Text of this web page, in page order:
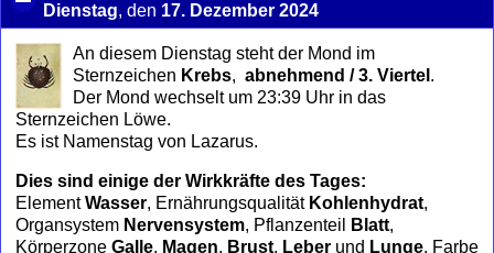
Dienstag, den 17. Dezember 2024
to
collapse
contents
An diesem Dienstag steht der Mond im
Sternzeichen Krebs, abnehmend / 3. Viertel .
Der Mond wechselt um 23:39 Uhr in das
Sternzeichen Löwe.
Es ist Namenstag von Lazarus.
Dies sind einige der Wirkkräfte des Tages:
ElementWasser, Ernährungsqualität Kohlenhydrat,
Organsystem Nervensystem, Pflanzenteil Blatt,
Körperzone Galle, Magen, Brust, Leber und Lunge, Farbe